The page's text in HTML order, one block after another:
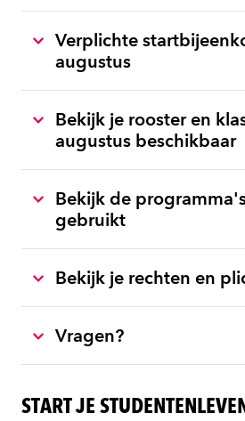
Verplichte
augustus
Bekijk je rooster en
augustus beschikbaar
Bekijk de
gebruikt
Bekijk je rechten en
Vragen?
START JE